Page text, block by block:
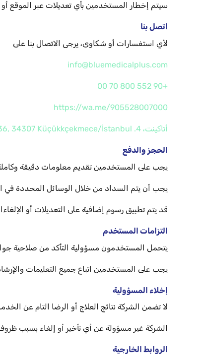
سيتم إخطار المستخدمين بأي تعديلات عبر الموقع أو
اتصل بنا
لأي استفسارات أو شكاوى، يرجى الاتصال بنا على
info@bluemedicalplus.com
+90 552 800 70 00
https://wa.me/905528007000
أتاكينت، 4. Cd. No:36, 34307 Küçükkçekmece/İstanbul
الحجز والدفع
يجب على المستخدمين تقديم معلومات دقيقة
يجب أن يتم السداد من خلال الوسائل المحددة في
قد يتم تطبيق رسوم إضافية على التعديلات أو
التزامات المستخدم
يتحمل المستخدمون مسؤولية التأكد من صلاحية
يجب على المستخدمين اتباع جميع التعليمات
إخلاء المسؤولية
لا تضمن الشركة نتائج العلاج أو الرضا التام عن
الشركة غير مسؤولة عن أي تأخير أو إلغاء بسبب
الروابط الخارجية